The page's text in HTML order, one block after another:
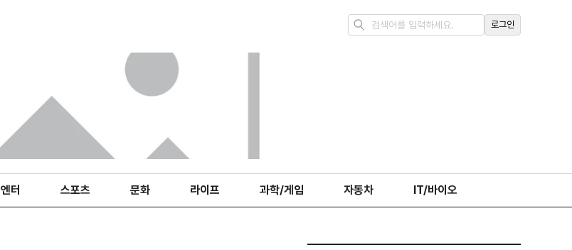
로그인
엔터 스포츠 문화 라이프 과학/게임 자동차 IT/바이오